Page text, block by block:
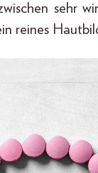
sehr
reines